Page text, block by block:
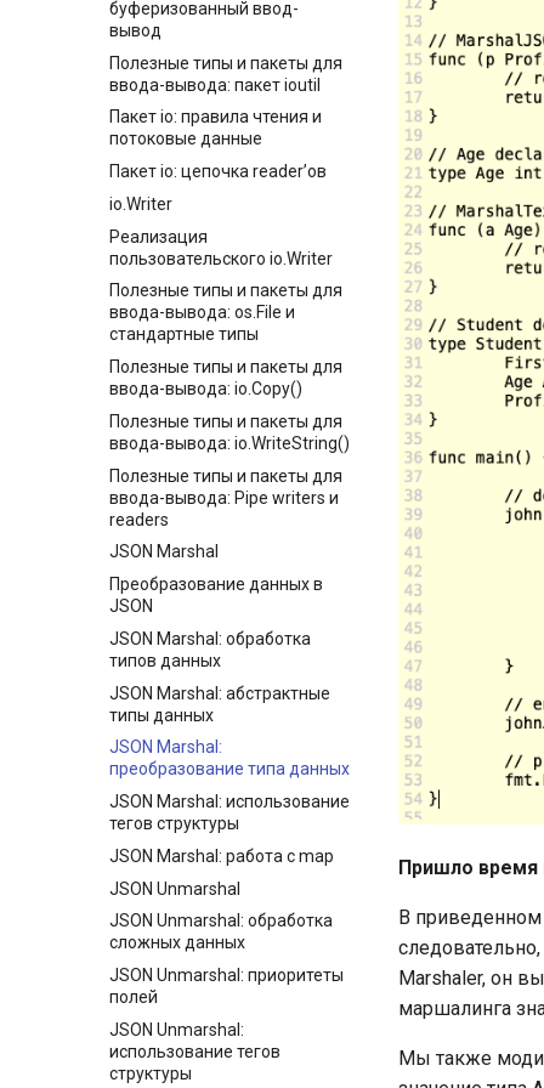
Подробнее об объявлениях
констант
Введение выведения типов в
Go
Объявление констант
Типизированные
именованные константы
Автозаполнение в
объявлениях констант
iota в объявлениях констант
Переменные, объявления
переменных
Переменные: присвоение
чистых значений
Короткие формы объявления
переменных
Общие операторы
Общие операторы: о
переполнениях
Общие операторы: о
целочисленных делениях и
операциях с остатком
Общие операторы:
подробнее о постоянных
выражениях
Объявление функций и
вызовы функций
Выход (или возврат) фазы
вызова функции
Встроенные функции
Пакеты и импорт пакетов
Подробнее о fmt.Printf
Папка пакета, путь импорта
пакета и зависимости пакета
Функция init
Полные формы импорта
пакетов
Модули
Интерфейсы в Go: упаковка
значений
Функции make и new
буферизованный ввод-
вывод
Полезные типы и пакеты для
ввода-вывода: пакет ioutil
Пакет io: правила чтения и
потоковые данные
Пакет io: цепочка reader’ов
io.Writer
Реализация
пользовательского io.Writer
Полезные типы и пакеты для
ввода-вывода: os.File и
стандартные типы
Полезные типы и пакеты для
ввода-вывода: io.Copy()
Полезные типы и пакеты для
ввода-вывода: io.WriteString()
Полезные типы и пакеты для
ввода-вывода: Pipe writers и
readers
JSON Marshal
Преобразование данных в
JSON
JSON Marshal: обработка
типов данных
JSON Marshal: абстрактные
типы данных
JSON Marshal:
преобразование типа данных
JSON Marshal: использование
тегов структуры
JSON Marshal: работа с map
JSON Unmarshal
JSON Unmarshal: обработка
сложных данных
JSON Unmarshal: приоритеты
полей
JSON Unmarshal:
использование тегов
структуры
Пришло время
В приведенном
Marshaler, он
маршалинга
Мы также